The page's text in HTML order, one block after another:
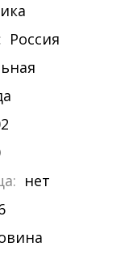
Россия
нет